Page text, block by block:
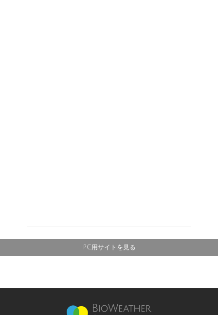
PC用サイトを見る